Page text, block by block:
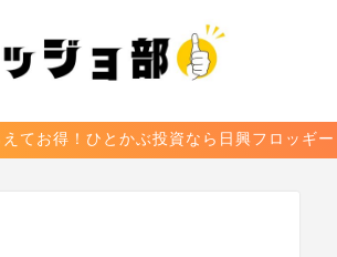
てお得！ひとかぶ投資なら日興フロッギー